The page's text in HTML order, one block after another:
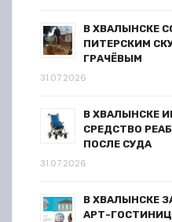
В ХВАЛЫНСКЕ
ПИТЕРСКИМ
ГРАЧЁВЫМ
31.07.2026
В ХВАЛЫНСКЕ
СРЕДСТВО
ПОСЛЕ СУДА
31.07.2026
В ХВАЛЫНСКЕ
АРТ-